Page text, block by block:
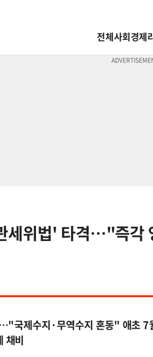
전체사회경제
세위법' 타격…"즉각
국제수지·무역수지 혼동" 애초 7
채비